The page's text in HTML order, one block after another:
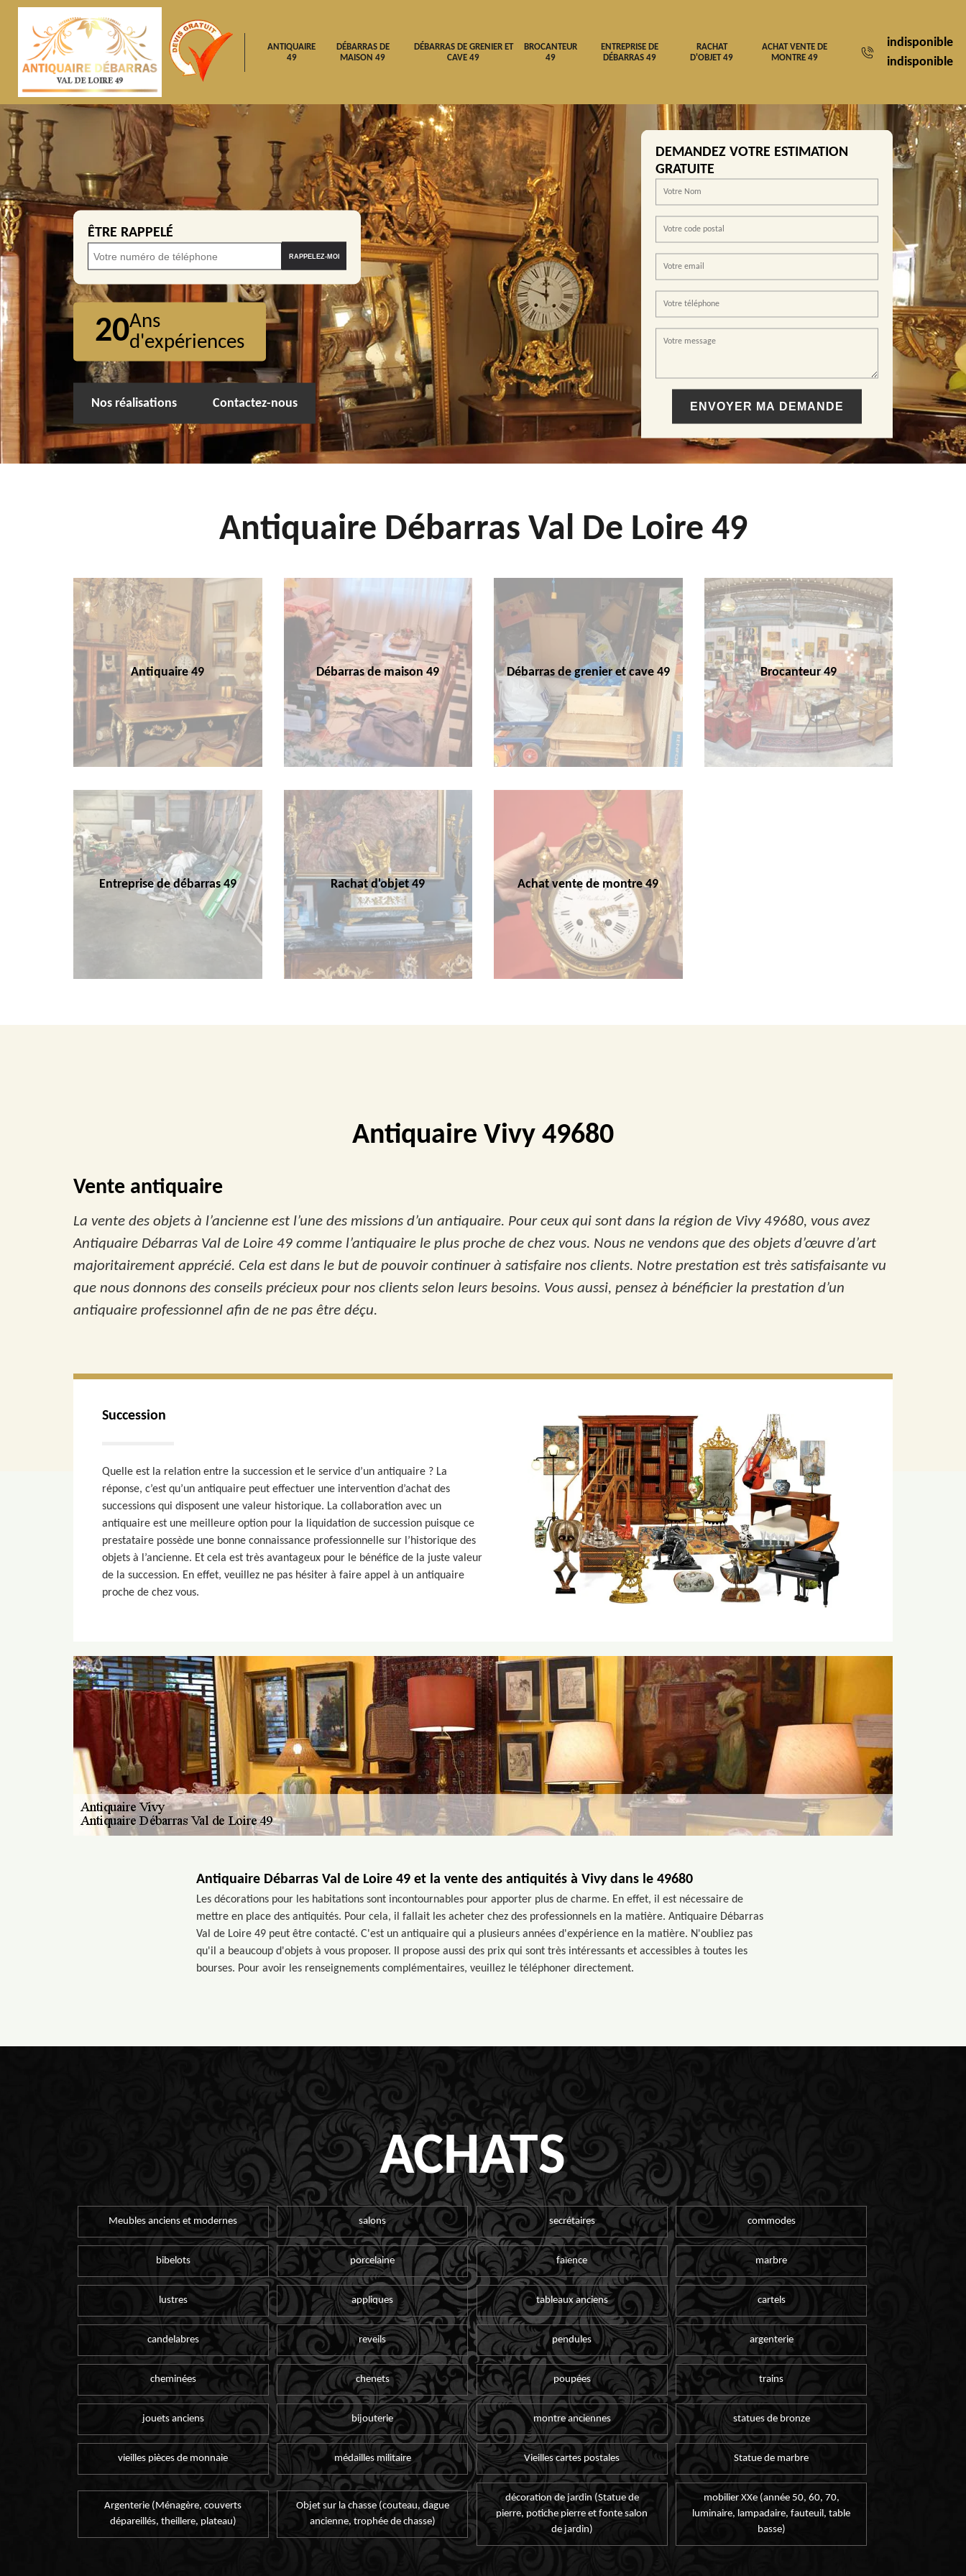
ANTIQUAIRE
49
DÉBARRAS DE
MAISON 49
DÉBARRAS DE GRENIER ET
CAVE 49
BROCANTEUR
49
ENTREPRISE DE
DÉBARRAS 49
RACHAT
D'OBJET 49
ACHAT VENTE DE
MONTRE 49
indisponible
indisponible
ÊTRE RAPPELÉ
20Ans
d'expériences
Nos réalisations Contactez-nous
DEMANDEZ VOTRE ESTIMATION
GRATUITE
Antiquaire Débarras Val De Loire 49
Antiquaire 49 Débarras de maison 49 Débarras de grenier et cave 49 Brocanteur 49
Entreprise de débarras 49 Rachat d'objet 49 Achat vente de montre 49
Antiquaire Vivy 49680
Vente antiquaire
La vente des objets à l’ancienne est l’une des missions d’un antiquaire. Pour ceux qui sont dans la région de Vivy 49680, vous avez
Antiquaire Débarras Val de Loire 49 comme l’antiquaire le plus proche de chez vous. Nous ne vendons que des objets d’œuvre d’art
majoritairement apprécié. Cela est dans le but de pouvoir continuer à satisfaire nos clients. Notre prestation est très satisfaisante vu
que nous donnons des conseils précieux pour nos clients selon leurs besoins. Vous aussi, pensez à bénéficier la prestation d’un
antiquaire professionnel afin de ne pas être déçu.
Succession
Quelle est la relation entre la succession et le service d’un antiquaire ? La
réponse, c’est qu’un antiquaire peut effectuer une intervention d’achat des
successions qui disposent une valeur historique. La collaboration avec un
antiquaire est une meilleure option pour la liquidation de succession puisque ce
prestataire possède une bonne connaissance professionnelle sur l’historique des
objets à l’ancienne. Et cela est très avantageux pour le bénéfice de la juste valeur
de la succession. En effet, veuillez ne pas hésiter à faire appel à un antiquaire
proche de chez vous.
Antiquaire Débarras Val de Loire 49 et la vente des antiquités à Vivy dans le 49680
Les décorations pour les habitations sont incontournables pour apporter plus de charme. En effet, il est nécessaire de
mettre en place des antiquités. Pour cela, il fallait les acheter chez des professionnels en la matière. Antiquaire Débarras
Val de Loire 49 peut être contacté. C'est un antiquaire qui a plusieurs années d'expérience en la matière. N'oubliez pas
qu'il a beaucoup d'objets à vous proposer. Il propose aussi des prix qui sont très intéressants et accessibles à toutes les
bourses. Pour avoir les renseignements complémentaires, veuillez le téléphoner directement.
ACHATS
Meubles anciens et modernes salons secrétaires commodes
bibelots porcelaine faïence marbre
lustres appliques tableaux anciens cartels
candelabres reveils pendules argenterie
cheminées chenets poupées trains
jouets anciens bijouterie montre anciennes statues de bronze
vieilles pièces de monnaie médailles militaire Vieilles cartes postales Statue de marbre
Argenterie (Ménagère, couverts
dépareillés, theillere, plateau)
Objet sur la chasse (couteau, dague
ancienne, trophée de chasse)
décoration de jardin (Statue de
pierre, potiche pierre et fonte salon
de jardin)
mobilier XXe (année 50, 60, 70,
luminaire, lampadaire, fauteuil, table
basse)